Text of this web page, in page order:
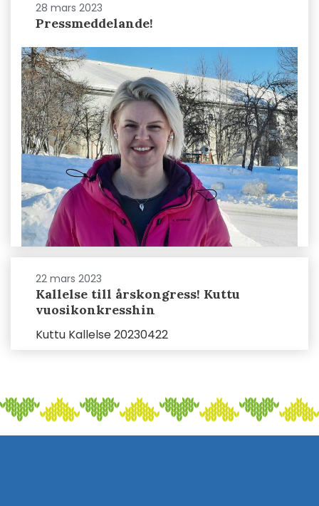
28 mars 2023
Pressmeddelande!
22 mars 2023
Kallelse till årskongress! Kuttu
vuosikonkresshin
Kuttu Kallelse 20230422